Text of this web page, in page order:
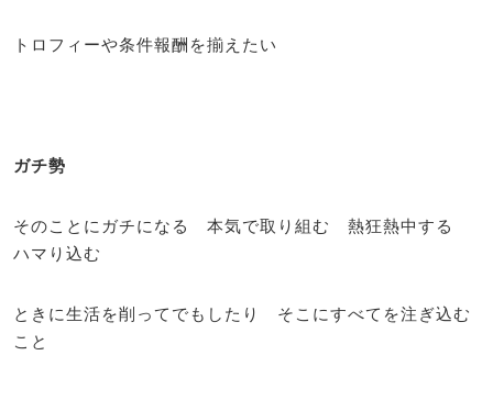
トロフィーや条件報酬を揃えたい
ガチ勢
そのことにガチになる 本気で取り組む 熱狂熱中する
ハマり込む
ときに生活を削ってでもしたり そこにすべてを注ぎ込む
こと